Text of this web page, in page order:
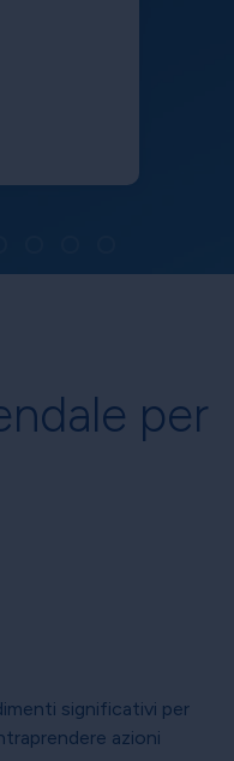
per
significativi per
azioni